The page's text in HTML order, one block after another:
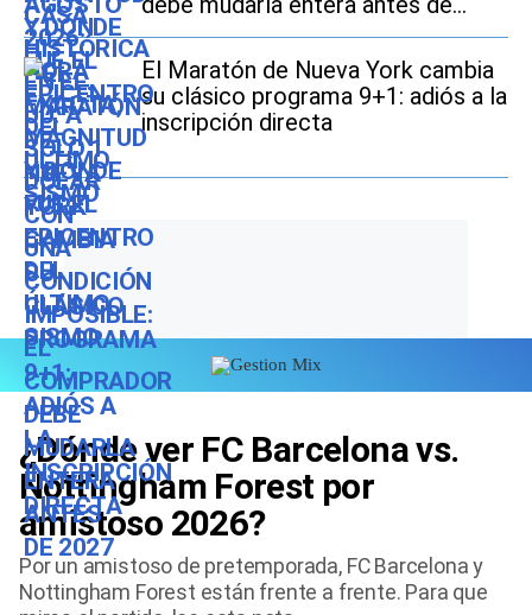
2027
El Maratón de Nueva York cambia
su clásico programa 9+1: adiós a la
inscripción directa